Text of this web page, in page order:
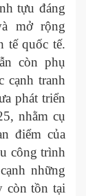
tựu đáng
mở rộng
tế quốc tế.
còn phụ
cạnh tranh
phát triển
nhằm cụ
điểm của
công trình
những
còn tồn tại